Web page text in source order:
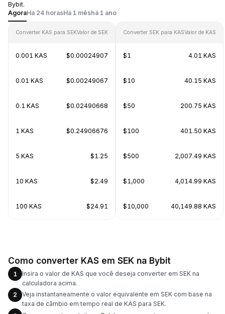
Bybit.
AgoraHá 24 horasHá 1 mêshá 1 ano
Converter KAS para SEKValor de SEK
0.001 KAS $0.00024907
0.01 KAS $0.00249067
0.1 KAS $0.02490668
1 KAS $0.24906676
5 KAS $1.25
10 KAS $2.49
100 KAS $24.91
Converter SEK para KASValor de KAS
$1 4.01 KAS
$10 40.15 KAS
$50 200.75 KAS
$100 401.50 KAS
$500 2,007.49 KAS
$1,000 4,014.99 KAS
$10,000 40,149.88 KAS
Como converter KAS em SEK na Bybit
1
Insira o valor de KAS que você deseja converter em SEK na
calculadora acima.
2
Veja instantaneamente o valor equivalente em SEK com base na
taxa de câmbio em tempo real de KAS para SEK.